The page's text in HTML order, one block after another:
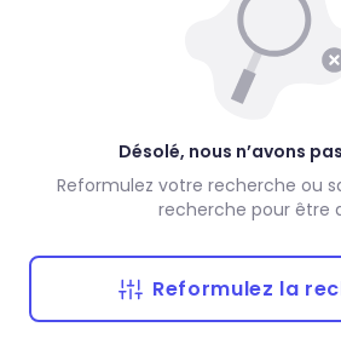
Désolé, nous n’avons
Reformulez votre recherche ou
recherche pour être
Reformulez la